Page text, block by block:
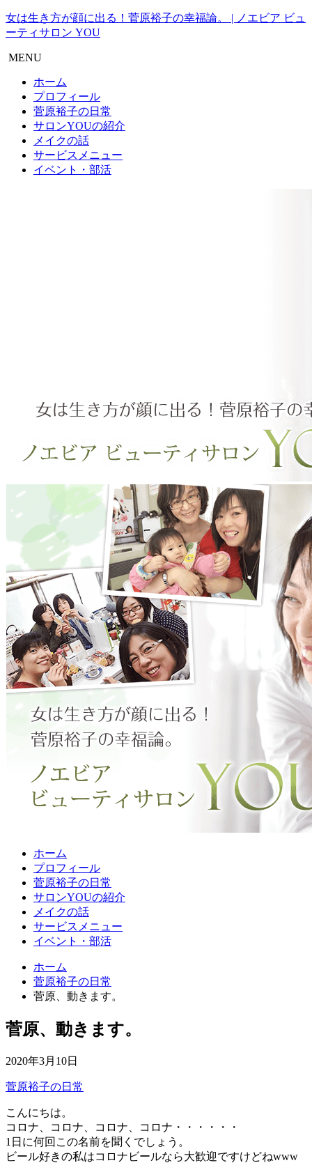
女は生き方が顔に出る！菅原裕子の幸福論。 | ノエビア ビュ
ーティサロン YOU
MENU
ホーム
プロフィール
菅原裕子の日常
サロンYOUの紹介
メイクの話
サービスメニュー
イベント・部活
ホーム
プロフィール
菅原裕子の日常
サロンYOUの紹介
メイクの話
サービスメニュー
イベント・部活
ホーム
菅原裕子の日常
菅原、動きます。
菅原、動きます。
2020年3月10日
菅原裕子の日常
こんにちは。
コロナ、コロナ、コロナ、コロナ・・・・・・
1日に何回この名前を聞くでしょう。
ビール好きの私はコロナビールなら大歓迎ですけどねwww